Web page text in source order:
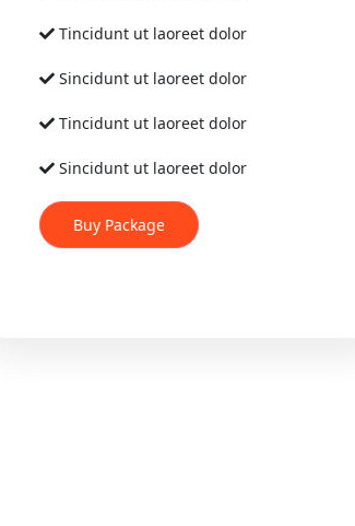
Tincidunt ut laoreet dolor
Sincidunt ut laoreet dolor
Tincidunt ut laoreet dolor
Sincidunt ut laoreet dolor
Buy Package